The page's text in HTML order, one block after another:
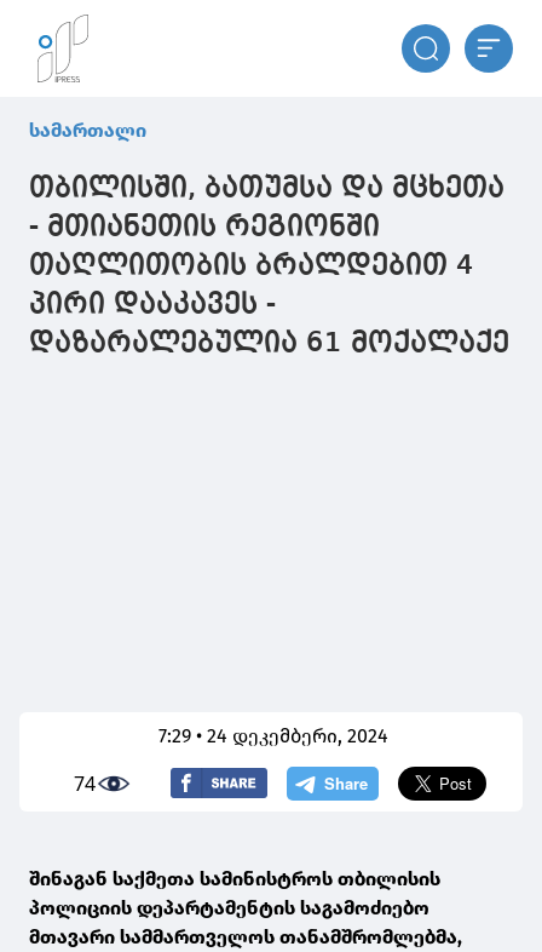
სამართალი
თბილისში, ბათუმსა და მცხეთა
- მთიანეთის რეგიონში
თაღლითობის ბრალდებით 4
პირი დააკავეს -
დაზარალებულია 61 მოქალაქე
7:29 • 24 დეკემბერი, 2024
74
შინაგან საქმეთა სამინისტროს თბილისის
პოლიციის დეპარტამენტის საგამოძიებო
მთავარი სამმართველოს თანამშრომლებმა,